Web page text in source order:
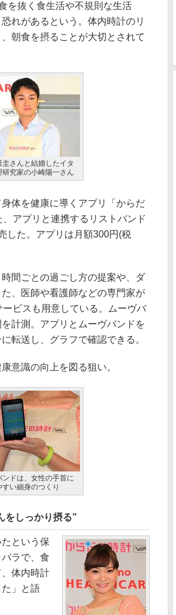
を抜く食生活や不規則な生活
れがあるという。体内時計のリ
朝食を摂ることが大切とされて
圭さんと結婚したイタ
研究家の小崎陽一さん
体を健康に導くアプリ「からだ
アプリと連携するリストバンド
した。アプリは月額300円(税
間ごとの過ごし方の提案や、ダ
、医師や看護師などの専門家が
ビスも用意している。ムーヴバ
計測。アプリとムーヴバンドを
転送し、グラフで確認できる。
意識の向上を図る狙い。
ンドは、女性の手首に
すい細身のつくり
をしっかり摂る”
という保
ラで、食
体内時計
」と語